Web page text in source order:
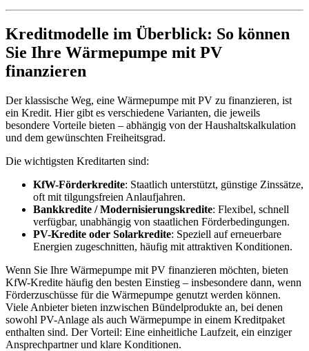
Kreditmodelle im Überblick: So können
Sie Ihre Wärmepumpe mit PV
finanzieren
Der klassische Weg, eine Wärmepumpe mit PV zu finanzieren, ist
ein Kredit. Hier gibt es verschiedene Varianten, die jeweils
besondere Vorteile bieten – abhängig von der Haushaltskalkulation
und dem gewünschten Freiheitsgrad.
Die wichtigsten Kreditarten sind:
KfW-Förderkredite: Staatlich unterstützt, günstige Zinssätze,
oft mit tilgungsfreien Anlaufjahren.
Bankkredite / Modernisierungskredite: Flexibel, schnell
verfügbar, unabhängig von staatlichen Förderbedingungen.
PV-Kredite oder Solarkredite: Speziell auf erneuerbare
Energien zugeschnitten, häufig mit attraktiven Konditionen.
Wenn Sie Ihre Wärmepumpe mit PV finanzieren möchten, bieten
KfW-Kredite häufig den besten Einstieg – insbesondere dann, wenn
Förderzuschüsse für die Wärmepumpe genutzt werden können.
Viele Anbieter bieten inzwischen Bündelprodukte an, bei denen
sowohl PV-Anlage als auch Wärmepumpe in einem Kreditpaket
enthalten sind. Der Vorteil: Eine einheitliche Laufzeit, ein einziger
Ansprechpartner und klare Konditionen.